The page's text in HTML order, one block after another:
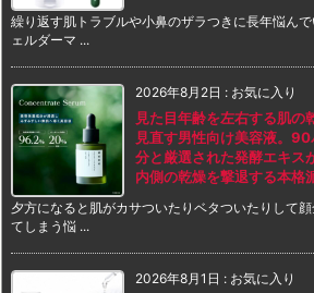
繰り返す肌トラブルや小鼻のザラつきに長年悩ん
ェルダーマ ...
2026年8月2日 : お気に入り
見た目年齢を左右する肌の
見直す男性向け美容液。
分と厳選された発酵エキス
内側の乾燥を撃退する本格
夕方になると肌がカサついたりベタついたりして
てしまう悩 ...
2026年8月1日 : お気に入り